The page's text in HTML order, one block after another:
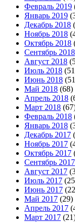
Февраль 2019
Январь 2019
Декабрь 2018
Ноябрь 2018
Октябрь 2018
Сентябрь 2018
Август 2018
Июль 2018
Июнь 2018
Май 2018 (68)
Апрель 2018
Март 2018
Февраль 2018
Январь 2018
Декабрь 2017
Ноябрь 2017
Октябрь 2017
Сентябрь 2017
Август 2017
Июль 2017
Июнь 2017
Май 2017 (29)
Апрель 2017
Март 2017